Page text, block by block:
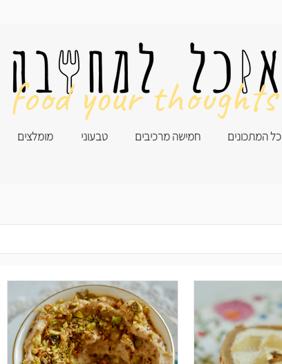
מומלצים טבעוני חמישה מרכיבים כל המתכונים
food your thoughts